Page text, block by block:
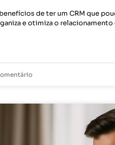
de ter um CRM que
e otimiza o